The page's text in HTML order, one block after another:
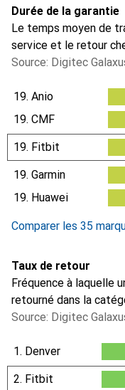
Durée de la garantie
Le temps moyen de
service et le retour
Source: Digitec
19. Anio
19. CMF
19. Fitbit
19. Garmin
19. Huawei
Comparer les 35
Taux de retour
Fréquence à laquelle
retourné dans la
Source: Digitec
1. Denver
2. Fitbit